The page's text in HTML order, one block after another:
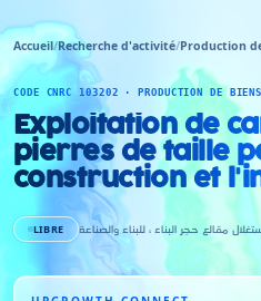
Accueil/Recherche d'activité/Production
CODE CNRC 103202 · PRODUCTION DE BIENS
Exploitation de
pierres de taille
construction et
LIBRE مقالع حجر البناء ، للبناء والصناعة